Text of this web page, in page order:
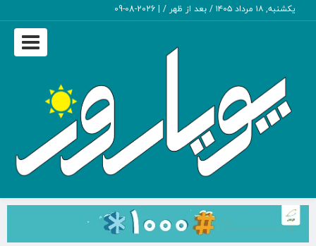
یکشنبه, ۱۸ مرداد ۱۴۰۵ / بعد از ظهر / |
2026-08-09
Toggle